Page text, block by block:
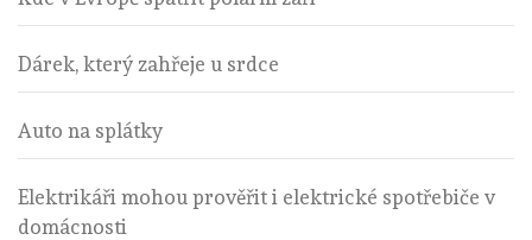
Dárek, který zahřeje u srdce
Auto na splátky
Elektrikáři mohou prověřit i elektrické spotřebiče v
domácnosti